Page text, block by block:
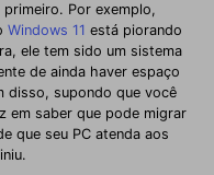
Por exemplo,
Windows 11 está piorando
ele tem sido um sistema
de ainda haver espaço
disso, supondo que você
em saber que pode migrar
que seu PC atenda aos